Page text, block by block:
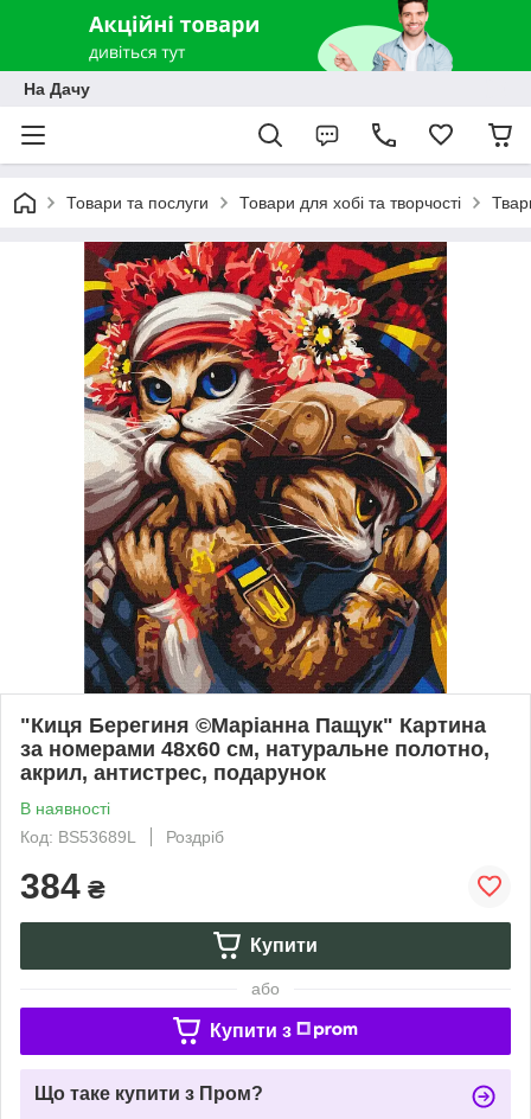
На Дачу
Товари та послуги Товари для хобі та творчості
"Киця Берегиня ©Маріанна Пащук" Картина
за номерами 48x60 см, натуральне полотно,
акрил, антистрес, подарунок
В наявності
Код: BS53689L
Роздріб
384 ₴
Купити
або
Купити з
Що таке купити з Пром?